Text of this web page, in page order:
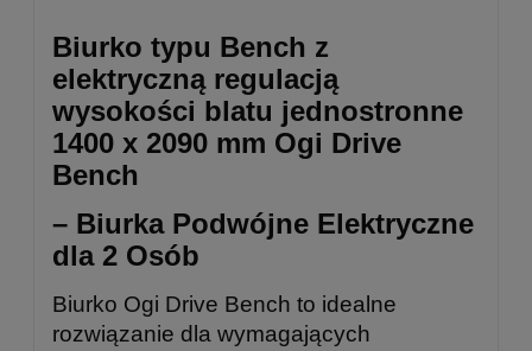
Biurko typu Bench z
elektryczną regulacją
wysokości blatu jednostronne
1400 x 2090 mm Ogi Drive
Bench
– Biurka Podwójne Elektryczne
dla 2 Osób
Biurko Ogi Drive Bench to idealne
rozwiązanie dla wymagających